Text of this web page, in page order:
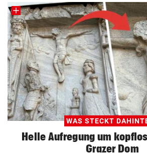
WAS STECKT
Helle Aufregung um
Grazer Dom